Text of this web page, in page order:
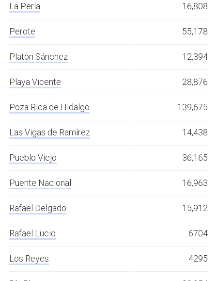
La Perla 16,808
Perote 55,178
Platón Sánchez 12,394
Playa Vicente 28,876
Poza Rica de Hidalgo 139,675
Las Vigas de Ramírez 14,438
Pueblo Viejo 36,165
Puente Nacional 16,963
Rafael Delgado 15,912
Rafael Lucio 6704
Los Reyes 4295